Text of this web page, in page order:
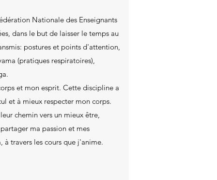
Nationale des Enseignants
dans le but de laisser le temps au
postures et points d'attention,
(pratiques respiratoires),
et mon esprit. Cette discipline a
et à mieux respecter mon corps.
chemin vers un mieux être,
ma passion et mes
à travers les cours que j'anime.